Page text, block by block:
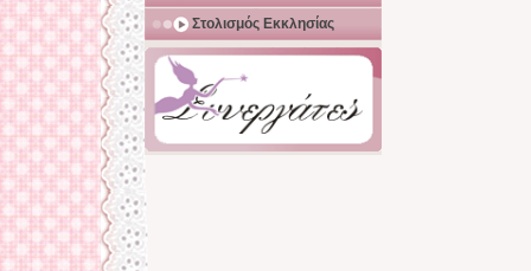
Στολισμός Εκκλησίας